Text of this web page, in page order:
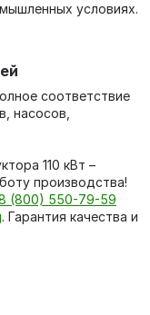
условиях.
соответствие
насосов,
110 кВт –
производства!
(800) 550-79-59
. Гарантия качества и